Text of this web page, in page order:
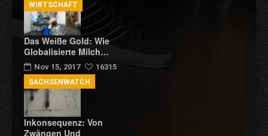
Das Weiße Gold: Wie
Globalisierte Milch…
Nov 15, 2017 16315
WIRTSCHAFT
Inkonsequenz: Von
Zwängen Und
SACHSENWATCH